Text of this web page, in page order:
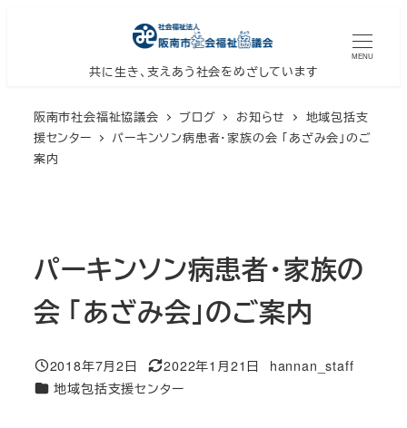
共に生き、支えあう社会をめざしています
MENU
阪南市社会福祉協議会 ブログ お知らせ
地域包括支
援センター
パーキンソン病患者・家族の会 「あざみ会」のご
案内
パーキンソン病患者・家族の
会 「あざみ会」のご案内
投稿日
2018年7月2日
更新日
2022年1月21日
著
hannan_staff
カテゴリー
地域包括支援センター